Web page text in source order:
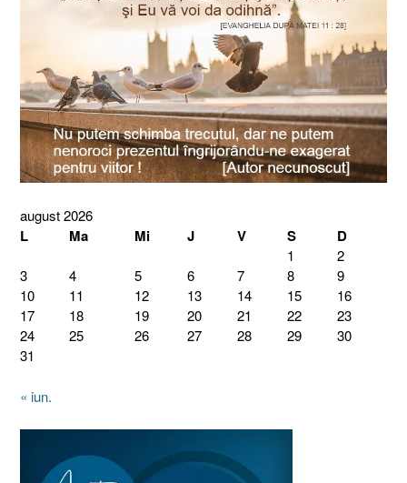
august 2026
L Ma Mi J V S D
1
2
3
4 5 6 7 8
9
10
11 12 13 14 15
16
17
18 19 20 21 22
23
24
25 26 27 28 29
30
31
« iun.